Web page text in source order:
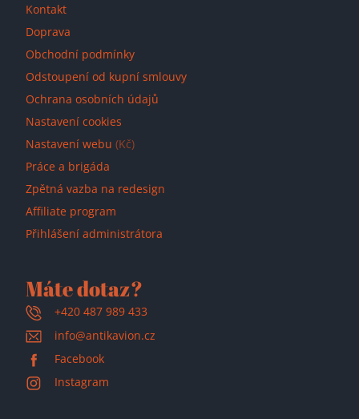
Kontakt
Doprava
Obchodní podmínky
Odstoupení od kupní smlouvy
Ochrana osobních údajů
Nastavení cookies
Nastavení webu (Kč)
Práce a brigáda
Zpětná vazba na redesign
Affiliate program
Přihlášení administrátora
Máte dotaz?
+420 487 989 433
info@antikavion.cz
Facebook
Instagram